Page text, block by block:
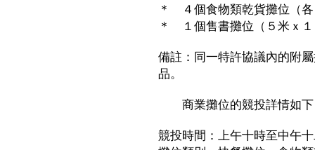
＊ ４個食物類乾貨攤位（
＊ １個售書攤位（５米ｘ
備註：同一特許協議內的附
品。
商業攤位的競投詳情如下
競投時間：上午十時至中午